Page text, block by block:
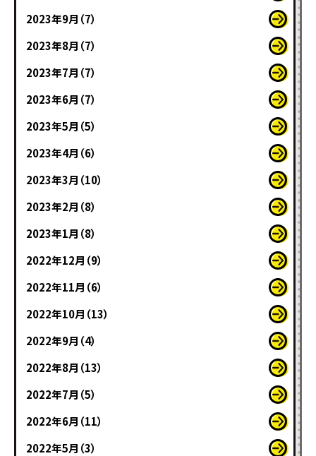
2023年9月（7）
2023年8月（7）
2023年7月（7）
2023年6月（7）
2023年5月（5）
2023年4月（6）
2023年3月（10）
2023年2月（8）
2023年1月（8）
2022年12月（9）
2022年11月（6）
2022年10月（13）
2022年9月（4）
2022年8月（13）
2022年7月（5）
2022年6月（11）
2022年5月（3）